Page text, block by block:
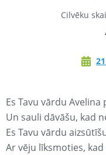
Cilvēku
Es Tavu vārdu
Un sauli dāvāšu, kad
Es Tavu vārdu
Ar vēju līksmoties,